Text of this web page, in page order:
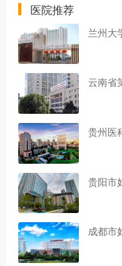
医院推荐
兰州大
云南省
贵州医
贵阳市
成都市